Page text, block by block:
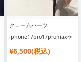
トリートファッション
クロームハーツ
iphone17pro17promaxケ
ース 薄型 軽やか レザーケ
¥6,500(税込)